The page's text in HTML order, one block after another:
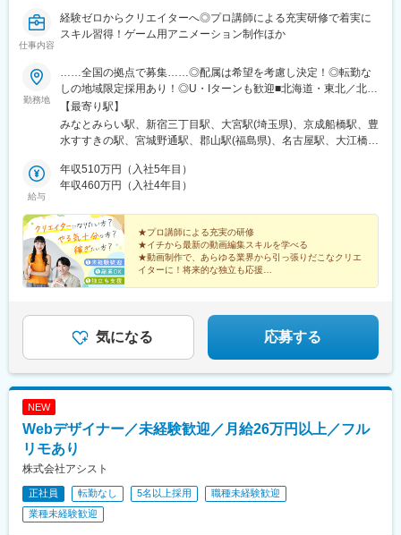
仕事内容
経験ゼロからクリエイターへ◎プロ講師による充実研修で着実に
スキル習得！ゲーム用アニメーション制作ほか
勤務地
……全国の拠点で募集……◎配属は希望を考慮し決定！◎転勤な
しの地域限定採用あり！◎U・Iターンも歓迎■北海道・東北／北海
道、宮城、福島■関東／東京、神奈川、埼玉、千葉■中部／愛知■
近畿／大阪、京都、兵庫■中四国／広島、愛媛■九州／福岡、鹿児
島、沖縄※受動喫煙対策あり：屋内全面禁煙
【最寄り駅】
みなとみらい駅、新宿三丁目駅、大宮駅(埼玉県)、京成船橋駅、豊
水すすきの駅、宮城野通駅、郡山駅(福島県)、名古屋駅、大江橋
駅、県庁前駅(沖縄県)、町田駅、八王子駅、藤沢駅、海老名駅(相
模線)、春日部駅、栄町駅(千葉県)、柏駅、新宿御苑前駅、船橋
駅、七条駅、袋町駅、櫛田神社前駅、美栄橋駅、京王八王子駅、
石上駅、海老名駅(相鉄・小田急)、八木崎駅、京成千葉駅、桜木町
駅、新宿駅(東京メトロ)、大神宮下駅、狸小路駅、仙台駅(地下
鉄)、名鉄名古屋駅、北新地駅、五条駅(京都市営)、紙屋町東駅、
市役所前駅(愛媛県)、祇園駅(福岡県)、旭橋駅、千葉駅
給与
年収510万円（入社5年目）
年収460万円（入社4年目）
★プロ講師による充実の研修
★イチから最新の動画編集スキルを学べる
★動画制作で、あらゆる業界から引っ張りだこなクリエ
イターに！将来的な独立も応援
◎年間休日120日以上
◎基本定時退勤
気になる 応募する
NEW
Webデザイナー／未経験歓迎／月給26万円以上／フル
リモあり
株式会社アシスト
正社員 転勤なし 5名以上採用
職種未経験歓迎
業種未経験歓迎